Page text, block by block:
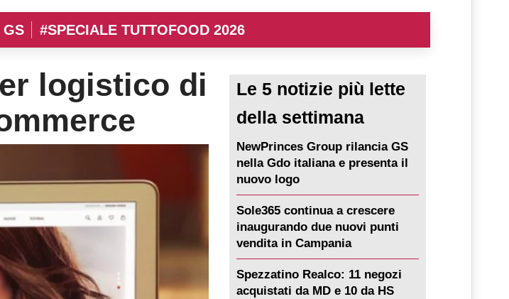
GS #SPECIALE TUTTOFOOD 2026
logistico di
Le 5 notizie più lette
della settimana
NewPrinces Group rilancia GS
nella Gdo italiana e presenta il
nuovo logo
Sole365 continua a crescere
inaugurando due nuovi punti
vendita in Campania
Spezzatino Realco: 11 negozi
acquistati da MD e 10 da HS